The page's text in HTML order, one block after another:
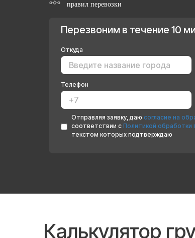
правил перевозки
Перезвоним в течение 10
Откуда
Телефон
Отправляя заявку, даю согласие на
соответствии с Политикой обработки
текстом которых подтверждаю
Калькулятор